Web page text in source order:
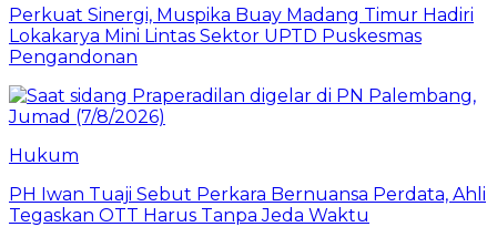
Perkuat Sinergi, Muspika Buay Madang Timur Hadiri
Lokakarya Mini Lintas Sektor UPTD Puskesmas
Pengandonan
Hukum
PH Iwan Tuaji Sebut Perkara Bernuansa Perdata, Ahli
Tegaskan OTT Harus Tanpa Jeda Waktu